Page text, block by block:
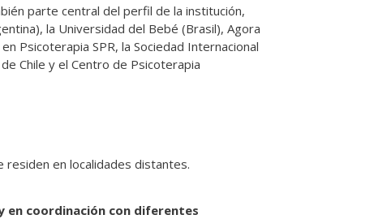
parte central del perfil de la institución,
la Universidad del Bebé (Brasil), Agora
Psicoterapia SPR, la Sociedad Internacional
Chile y el Centro de Psicoterapia
en localidades distantes.
en coordinación con diferentes